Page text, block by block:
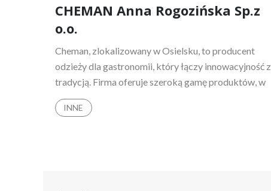
on
CHEMAN Anna Rogozińska Sp.z
o.o.
Cheman, zlokalizowany w Osielsku, to producent
odzieży dla gastronomii, który łączy innowacyjność z
tradycją. Firma oferuje szeroką gamę produktów, w
INNE